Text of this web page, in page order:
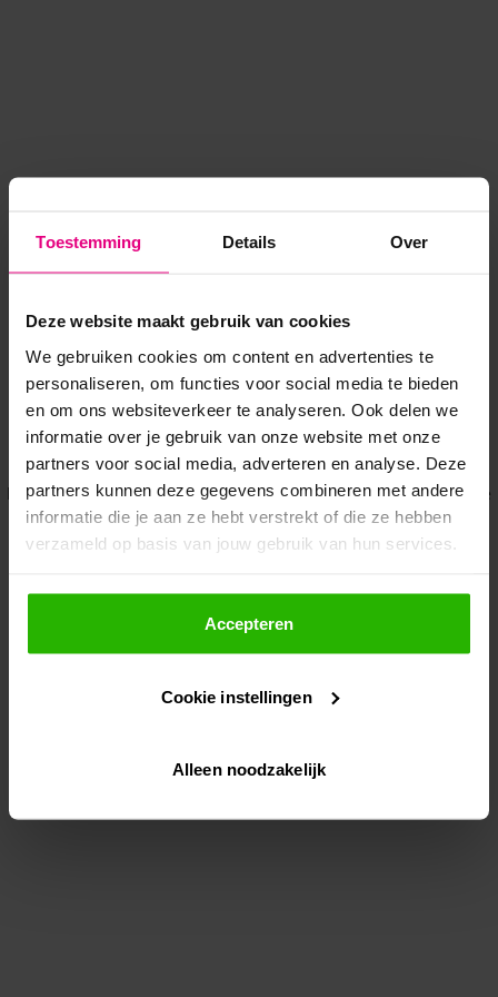
Toestemming Details Over
Deze website maakt gebruik van cookies
We gebruiken cookies om content en advertenties te
personaliseren, om functies voor social media te bieden
en om ons websiteverkeer te analyseren. Ook delen we
informatie over je gebruik van onze website met onze
partners voor social media, adverteren en analyse. Deze
partners kunnen deze gegevens combineren met andere
informatie die je aan ze hebt verstrekt of die ze hebben
verzameld op basis van jouw gebruik van hun services.
Als je op "Accepteer" klikt, dan geef je Voordeeluitjes.nl
toestemming om cookies voor social media en
gepersonaliseerde advertenties te plaatsen.
Lees hier meer over in onsprivacybeleid
Via "Cookie instellingen" kun je ook zelf instellen welke
Accepteren
Cookie instellingen
Alleen noodzakelijk
Application error: a client-side exception has occurred while
loadingwww.voordeeluitjes.nl (see the browser console for more
information).